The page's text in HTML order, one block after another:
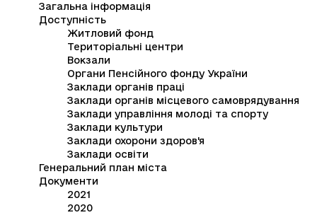
Загальна інформація
Доступність
Житловий фонд
Територіальні центри
Вокзали
Органи Пенсійного фонду України
Заклади органів праці
Заклади органів місцевого самоврядування
Заклади управління молоді та спорту
Заклади культури
Заклади охорони здоров'я
Заклади освіти
Генеральний план міста
Документи
2021
2020